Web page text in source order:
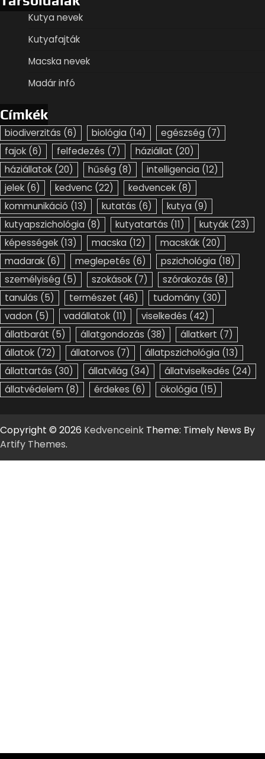
Kutya nevek
Kutyafajták
Macska nevek
Madár infó
Címkék
biodiverzitás (6) biológia (14) egészség (7)
fajok (6) felfedezés (7) háziállat (20)
háziállatok (20) hűség (8) intelligencia (12)
jelek (6) kedvenc (22) kedvencek (8)
kommunikáció (13) kutatás (6) kutya (9)
kutyapszichológia (8) kutyatartás (11) kutyák (23)
képességek (13) macska (12) macskák (20)
madarak (6) meglepetés (6) pszichológia (18)
személyiség (5) szokások (7) szórakozás (8)
tanulás (5) természet (46) tudomány (30)
vadon (5) vadállatok (11) viselkedés (42)
állatbarát (5) állatgondozás (38) állatkert (7)
állatok (72) állatorvos (7) állatpszichológia (13)
állattartás (30) állatvilág (34) állatviselkedés (24)
állatvédelem (8) érdekes (6) ökológia (15)
Copyright © 2026 Kedvenceink Theme: Timely News By
Artify Themes.